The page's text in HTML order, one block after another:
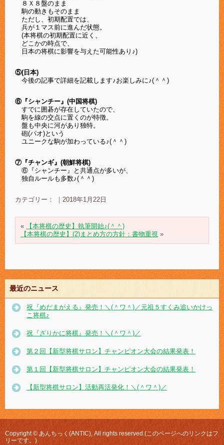
８Ｘ８盤のまま
駒の動きもそのまま
ただし、初期配置では、
兵が１マス前に進んだ状態。
(本将棋の初期配置に近く、
どこかの時点で、
日本の将棋に影響を与えた可能性あり♪)
⑤(日本)
今後の記事で詳細を記載します♪お楽しみに♪(＾＾)
⑥『シャンチー』(中国将棋)
すでに囲碁が存在していたので、
駒を線の交点に置くのが特徴。
盤も中央に河があり独特。
砲(パオ)という
ユニークな駒が加わっている♪(＾＾)
⑦『チャンギ』(朝鮮将棋)
⑥『シャンチー』と共通点が多いが、
独自ルールも多数♪(＾＾)
カテゴリー： ｜2018年1月22日
«
【本将棋の歴史】執筆開始♪(＾＾)
【本将棋の歴史】(2)まとめ方の方針：書物重視 »
最近のニュース
祝『めだまがえる』発売！＼(＾ワ＾)／元祖５すくみ追いかけっ
こ将棋♪
祝『ざりかに将棋』発売！＼(＾ワ＾)／
第２回【新型将棋サロン】チャンピオン大会の結果発表！
第１回【新型将棋サロン】チャンピオン大会の結果発表！
【新型将棋サロン】活動再活発化！＼(＾ワ＾)／
Copyright © あんちっく(ANTIC), All rights reserved.(このページへのリンクはフ
リーです。)